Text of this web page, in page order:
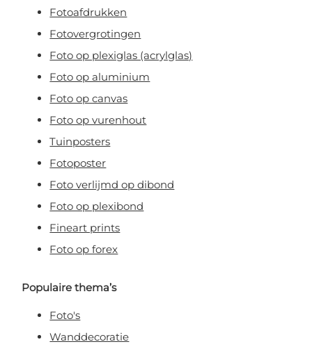
Fotoafdrukken
Fotovergrotingen
Foto op plexiglas (acrylglas)
Foto op aluminium
Foto op canvas
Foto op vurenhout
Tuinposters
Fotoposter
Foto verlijmd op dibond
Foto op plexibond
Fineart prints
Foto op forex
Populaire thema’s
Foto's
Wanddecoratie
10% KORTING OP JE
BESTELLING? 👀
Schrijf je in voor de VIP-club en blijf
exclusieve deals & persoonlijke